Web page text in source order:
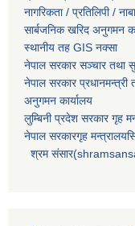
नागरिकता / प्रतिलिपी /
सार्बजनिक खरिद अनुगमन
स्थानीय तह GIS नक्सा
नेपाल सरकारसञ्चार तथा
नेपाल सरकार प्रधानमन्त्री
अनुगमन कार्यालय
लुम्बिनी प्रदेश सरकार गृह
नेपाल सरकारगृह
श्रम